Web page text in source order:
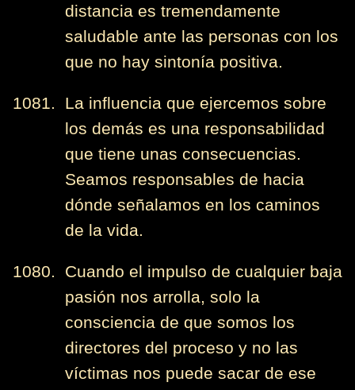
distancia es tremendamente
saludable ante las personas con los
que no hay sintonía positiva.
1081. La influencia que ejercemos sobre
los demás es una responsabilidad
que tiene unas consecuencias.
Seamos responsables de hacia
dónde señalamos en los caminos
de la vida.
1080. Cuando el impulso de cualquier baja
pasión nos arrolla, solo la
consciencia de que somos los
directores del proceso y no las
víctimas nos puede sacar de ese